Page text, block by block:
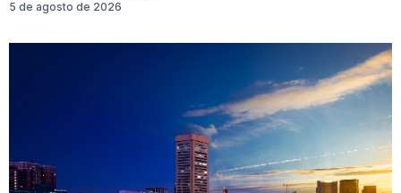
5 de agosto de 2026